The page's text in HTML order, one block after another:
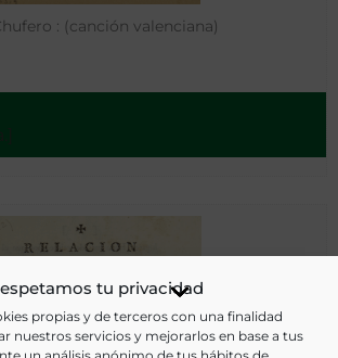
tu privacidad
propias y de terceros con una finalidad
nuestros servicios y mejorarlos en base a tus
: (canción valenciana)